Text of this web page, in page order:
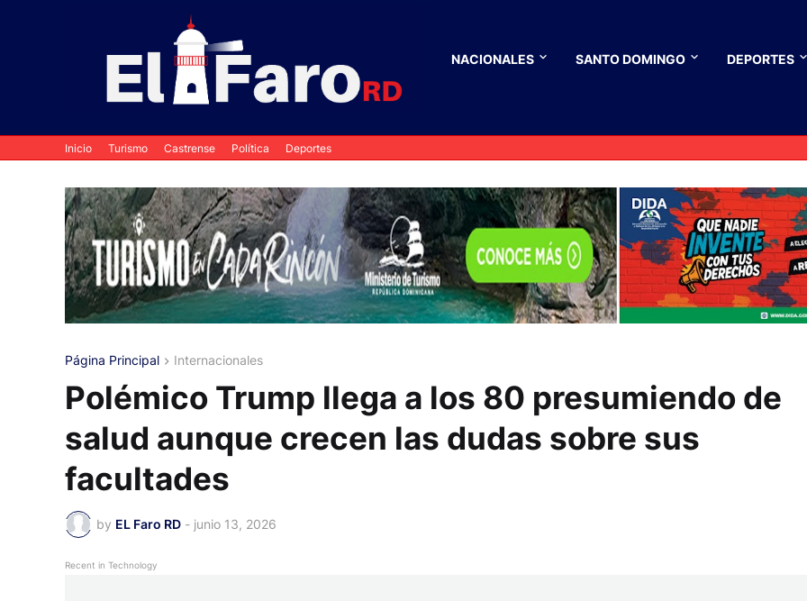
NACIONALES SANTO DOMINGO DEPORTES
Inicio Turismo Castrense Política Deportes
Página Principal Internacionales
Polémico Trump llega a los 80 presumiendo de
salud aunque crecen las dudas sobre sus
facultades
by EL Faro RD - junio 13, 2026
Recent in Technology